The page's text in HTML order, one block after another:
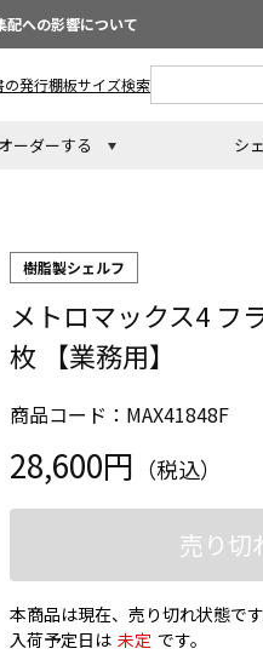
配への影響について
の発行棚板サイズ検索
ーダーする シ
樹脂製シェルフ
メトロマックス4 フ
枚 【業務用】
商品コード：MAX41848F
28,600円 （税込）
売り切
本商品は現在、売り切れ状態です
入荷予定日は 未定 です。